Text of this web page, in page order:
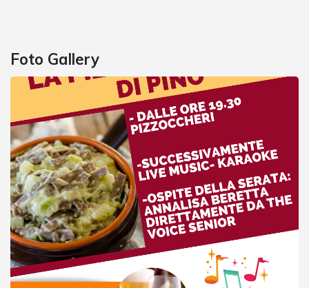
Foto Gallery